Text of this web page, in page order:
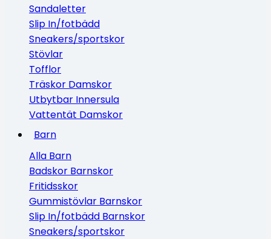
Sandaletter
Slip In/fotbädd
Sneakers/sportskor
Stövlar
Tofflor
Träskor Damskor
Utbytbar Innersula
Vattentät Damskor
Barn
Alla Barn
Badskor Barnskor
Fritidsskor
Gummistövlar Barnskor
Slip In/fotbädd Barnskor
Sneakers/sportskor